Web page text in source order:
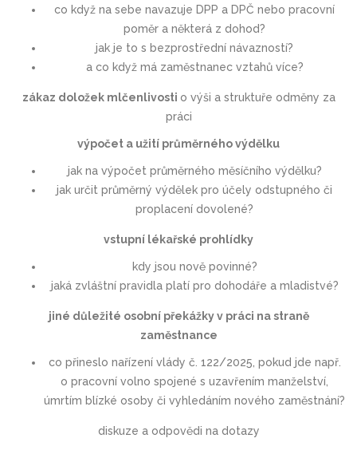
co když na sebe navazuje DPP a DPČ nebo pracovní
poměr a některá z dohod?
jak je to s bezprostřední návazností?
a co když má zaměstnanec vztahů více?
zákaz doložek mlčenlivosti o výši a struktuře odměny za
práci
výpočet a užití průměrného výdělku
jak na výpočet průměrného měsíčního výdělku?
jak určit průměrný výdělek pro účely odstupného či
proplacení dovolené?
vstupní lékařské prohlídky
kdy jsou nově povinné?
jaká zvláštní pravidla platí pro dohodáře a mladistvé?
jiné důležité osobní překážky v práci na straně
zaměstnance
co přineslo nařízení vlády č. 122/2025, pokud jde např.
o pracovní volno spojené s uzavřením manželství,
úmrtím blízké osoby či vyhledáním nového zaměstnání?
diskuze a odpovědi na dotazy